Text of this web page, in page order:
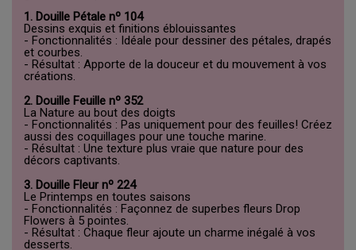
1. Douille Pétale nº 104
Dessins exquis et finitions éblouissantes
- Fonctionnalités : Idéale pour dessiner des pétales, drapés
et courbes.
- Résultat : Apporte de la douceur et du mouvement à vos
créations.
2. Douille Feuille nº 352
La Nature au bout des doigts
- Fonctionnalités : Pas uniquement pour des feuilles! Créez
aussi des coquillages pour une touche marine.
- Résultat : Une texture plus vraie que nature pour des
décors captivants.
3. Douille Fleur nº 224
Le Printemps en toutes saisons
- Fonctionnalités : Façonnez de superbes fleurs Drop
Flowers à 5 pointes.
- Résultat : Chaque fleur ajoute un charme inégalé à vos
desserts.